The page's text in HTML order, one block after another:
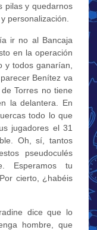
pilas y quedarnos
personalización.
ir no al Bancaja
en la operación
y todos ganarían,
Benítez va
Torres no tiene
la delantera. En
todo lo que
jugadores el 31
Oh, sí, tantos
pseudoculés
Esperamos tu
cierto, ¿habéis
dice que lo
hombre, que